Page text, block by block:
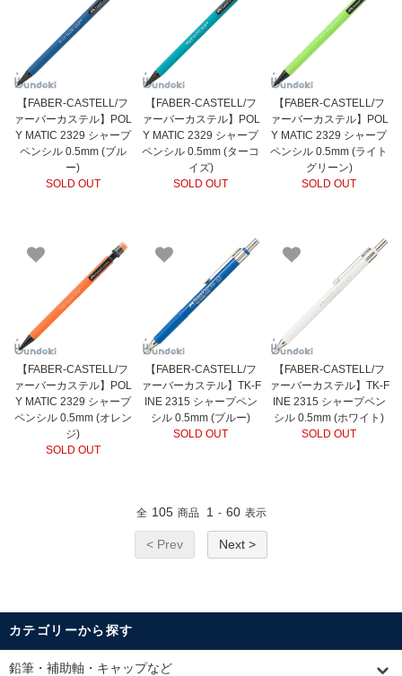
【FABER-CASTELL/フ
ァーバーカステル】POL
Y MATIC 2329 シャープ
ペンシル 0.5mm (ブル
ー)
SOLD OUT
【FABER-CASTELL/フ
ァーバーカステル】POL
Y MATIC 2329 シャープ
ペンシル 0.5mm (ターコ
イズ)
SOLD OUT
【FABER-CASTELL/フ
ァーバーカステル】POL
Y MATIC 2329 シャープ
ペンシル 0.5mm (ライト
グリーン)
SOLD OUT
【FABER-CASTELL/フ
ァーバーカステル】POL
Y MATIC 2329 シャープ
ペンシル 0.5mm (オレン
ジ)
SOLD OUT
【FABER-CASTELL/フ
ァーバーカステル】TK-F
INE 2315 シャープペン
シル 0.5mm (ブルー)
SOLD OUT
【FABER-CASTELL/フ
ァーバーカステル】TK-F
INE 2315 シャープペン
シル 0.5mm (ホワイト)
SOLD OUT
全 105 商品 1 - 60 表示
< Prev Next >
カテゴリーから探す
鉛筆・補助軸・キャップなど